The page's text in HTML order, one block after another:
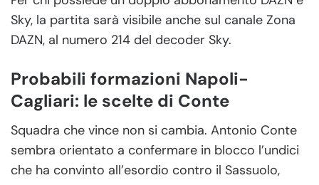
Sky, la partita sarà visibile anche sul canale Zona
DAZN, al numero 214 del decoder Sky.
Probabili formazioni Napoli-
Cagliari: le scelte di Conte
Squadra che vince non si cambia. Antonio Conte
sembra orientato a confermare in blocco l’undici
che ha convinto all’esordio contro il Sassuolo,